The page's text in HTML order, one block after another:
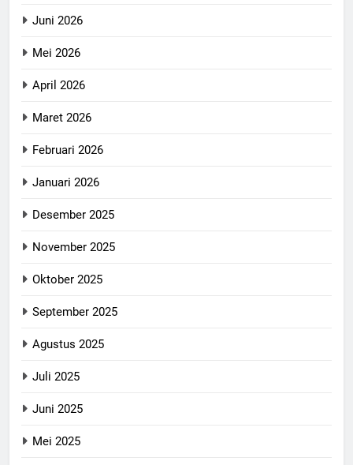
Juni 2026
Mei 2026
April 2026
Maret 2026
Februari 2026
Januari 2026
Desember 2025
November 2025
Oktober 2025
September 2025
Agustus 2025
Juli 2025
Juni 2025
Mei 2025